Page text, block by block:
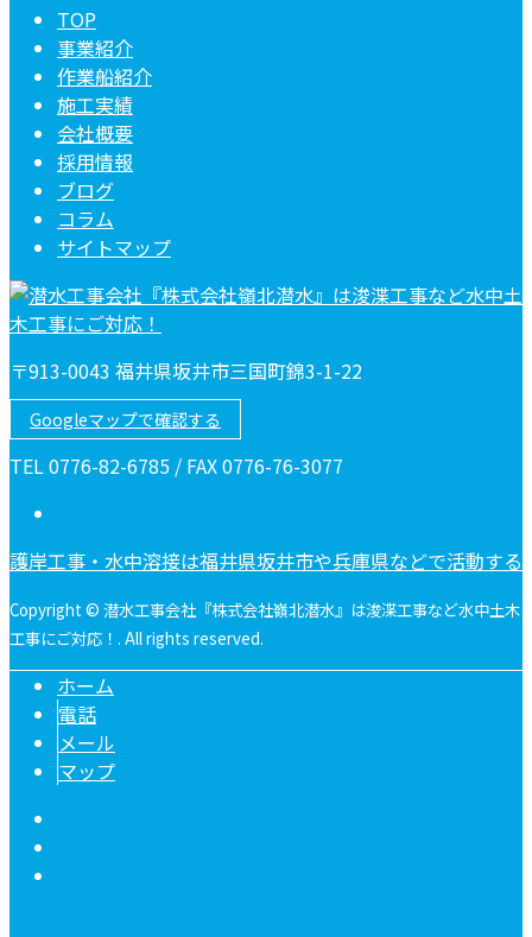
TOP
事業紹介
作業船紹介
施工実績
会社概要
採用情報
ブログ
コラム
サイトマップ
〒913-0043 福井県坂井市三国町錦3-1-22
Googleマップで確認する
TEL 0776-82-6785 / FAX 0776-76-3077
護岸工事・水中溶接は福井県坂井市や兵庫県などで活動す
Copyright © 潜水工事会社『株式会社嶺北潜水』は浚渫工事など水中土木
工事にご対応！. All rights reserved.
ホーム
電話
メール
マップ